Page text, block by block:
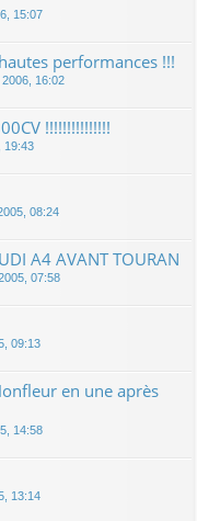
15:07
performances !!!
2006, 16:02
!!!!!!!!!!!!!!!
19:43
08:24
A4 AVANT TOURAN
07:58
09:13
en une après
14:58
13:14